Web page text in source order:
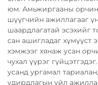
юм. Амьжиргааны
шүүгчийн ажиллагааг
шаардлагатай эсэхийг
сан ашигладаг хүмүүст
хэмжээг хянаж усан
чухал үүрэг
усанд ургамал
удирдлагын үйл